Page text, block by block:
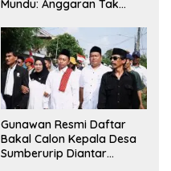
Mundu: Anggaran Tak
Tersedia
Gunawan Resmi Daftar
Bakal Calon Kepala Desa
Sumberurip Diantar